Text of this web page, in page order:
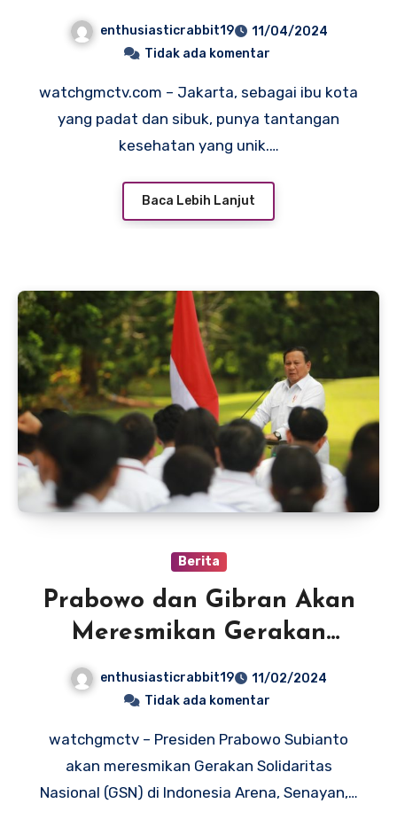
Depan yang Lebih Sehat
enthusiasticrabbit19
11/04/2024
Tidak ada komentar
watchgmctv.com – Jakarta, sebagai ibu kota
yang padat dan sibuk, punya tantangan
kesehatan yang unik.…
Baca Lebih Lanjut
Berita
Prabowo dan Gibran Akan
Meresmikan Gerakan
Solidaritas Nasional di
Indonesia Arena Hari Ini
enthusiasticrabbit19
11/02/2024
Tidak ada komentar
watchgmctv – Presiden Prabowo Subianto
akan meresmikan Gerakan Solidaritas
Nasional (GSN) di Indonesia Arena, Senayan,…